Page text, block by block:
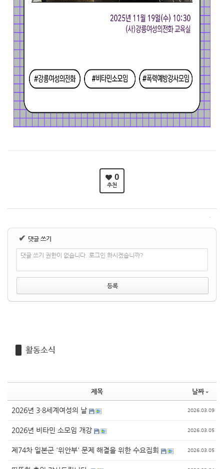
0
추천
✔ 댓글 쓰기
댓글 쓰기 권한이 없습니다. 로그인 하시겠습니까?
활동소식
제목 날짜
2026년 3·8세계여성의 날 2026.03.09
2026년 비타민 소모임 개강 2026.03.05
제74차 일본군 '위안부' 문제 해결을 위한 수요집회 2026.03.05